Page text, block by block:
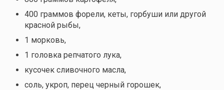
400 граммов форели, кеты, горбуши или другой
красной рыбы,
1 морковь,
1 головка репчатого лука,
кусочек сливочного масла,
соль, укроп, перец черный горошек,